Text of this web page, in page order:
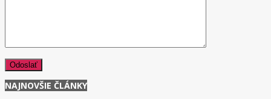
NAJNOVŠIE ČLÁNKY